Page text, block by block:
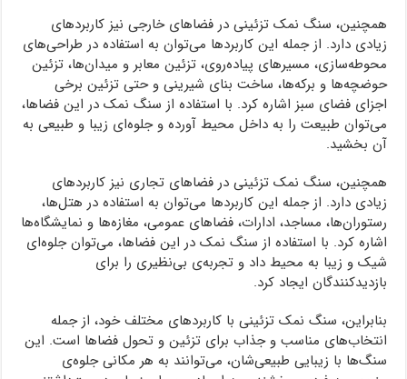
همچنین، سنگ نمک تزئینی در فضاهای خارجی نیز کاربردهای
زیادی دارد. از جمله این کاربردها می‌توان به استفاده در طراحی‌های
محوطه‌سازی، مسیرهای پیاده‌روی، تزئین معابر و میدان‌ها، تزئین
حوضچه‌ها و برکه‌ها، ساخت بنای شیرینی و حتی تزئین برخی
اجزای فضای سبز اشاره کرد. با استفاده از سنگ نمک در این فضاها،
می‌توان طبیعت را به داخل محیط آورده و جلوه‌ای زیبا و طبیعی به
آن بخشید.
همچنین، سنگ نمک تزئینی در فضاهای تجاری نیز کاربردهای
زیادی دارد. از جمله این کاربردها می‌توان به استفاده در هتل‌ها،
رستوران‌ها، مساجد، ادارات، فضاهای عمومی، مغازه‌ها و نمایشگاه‌ها
اشاره کرد. با استفاده از سنگ نمک در این فضاها، می‌توان جلوه‌ای
شیک و زیبا به محیط داد و تجربه‌ی بی‌نظیری را برای
بازدیدکنندگان ایجاد کرد.
بنابراین، سنگ نمک تزئینی با کاربردهای مختلف خود، از جمله
انتخاب‌های مناسب و جذاب برای تزئین و تحول فضاها است. این
سنگ‌ها با زیبایی طبیعی‌شان، می‌توانند به هر مکانی جلوه‌ی